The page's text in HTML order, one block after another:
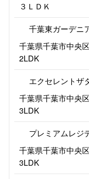
３ＬＤＫ
千葉東ガーデニ
千葉県千葉市中央
2LDK
エクセレントザ
千葉県千葉市中央
3LDK
プレミアムレジ
千葉県千葉市中央
3LDK